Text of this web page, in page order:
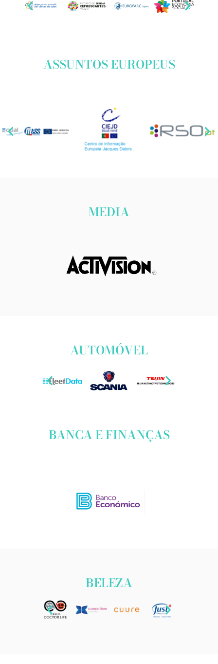
ASSUNTOS EUROPEUS
MEDIA
AUTOMÓVEL
BANCA E FINANÇAS
BELEZA